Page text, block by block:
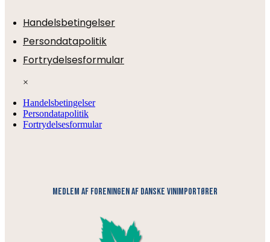
Handelsbetingelser
Persondatapolitik
Fortrydelsesformular
×
Handelsbetingelser
Persondatapolitik
Fortrydelsesformular
medlem af foreningen af danske vinimportører